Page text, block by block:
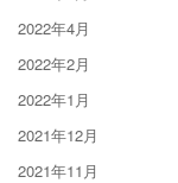
2022年4月
2022年2月
2022年1月
2021年12月
2021年11月